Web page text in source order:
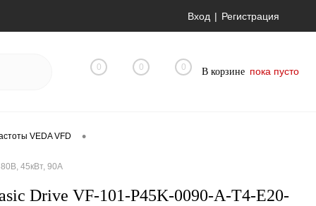
Вход Регистрация
0 0 0 В корзине пока пусто
VEDA VFD •
45кВт, 90А
Drive VF-101-P45K-0090-A-T4-E20-